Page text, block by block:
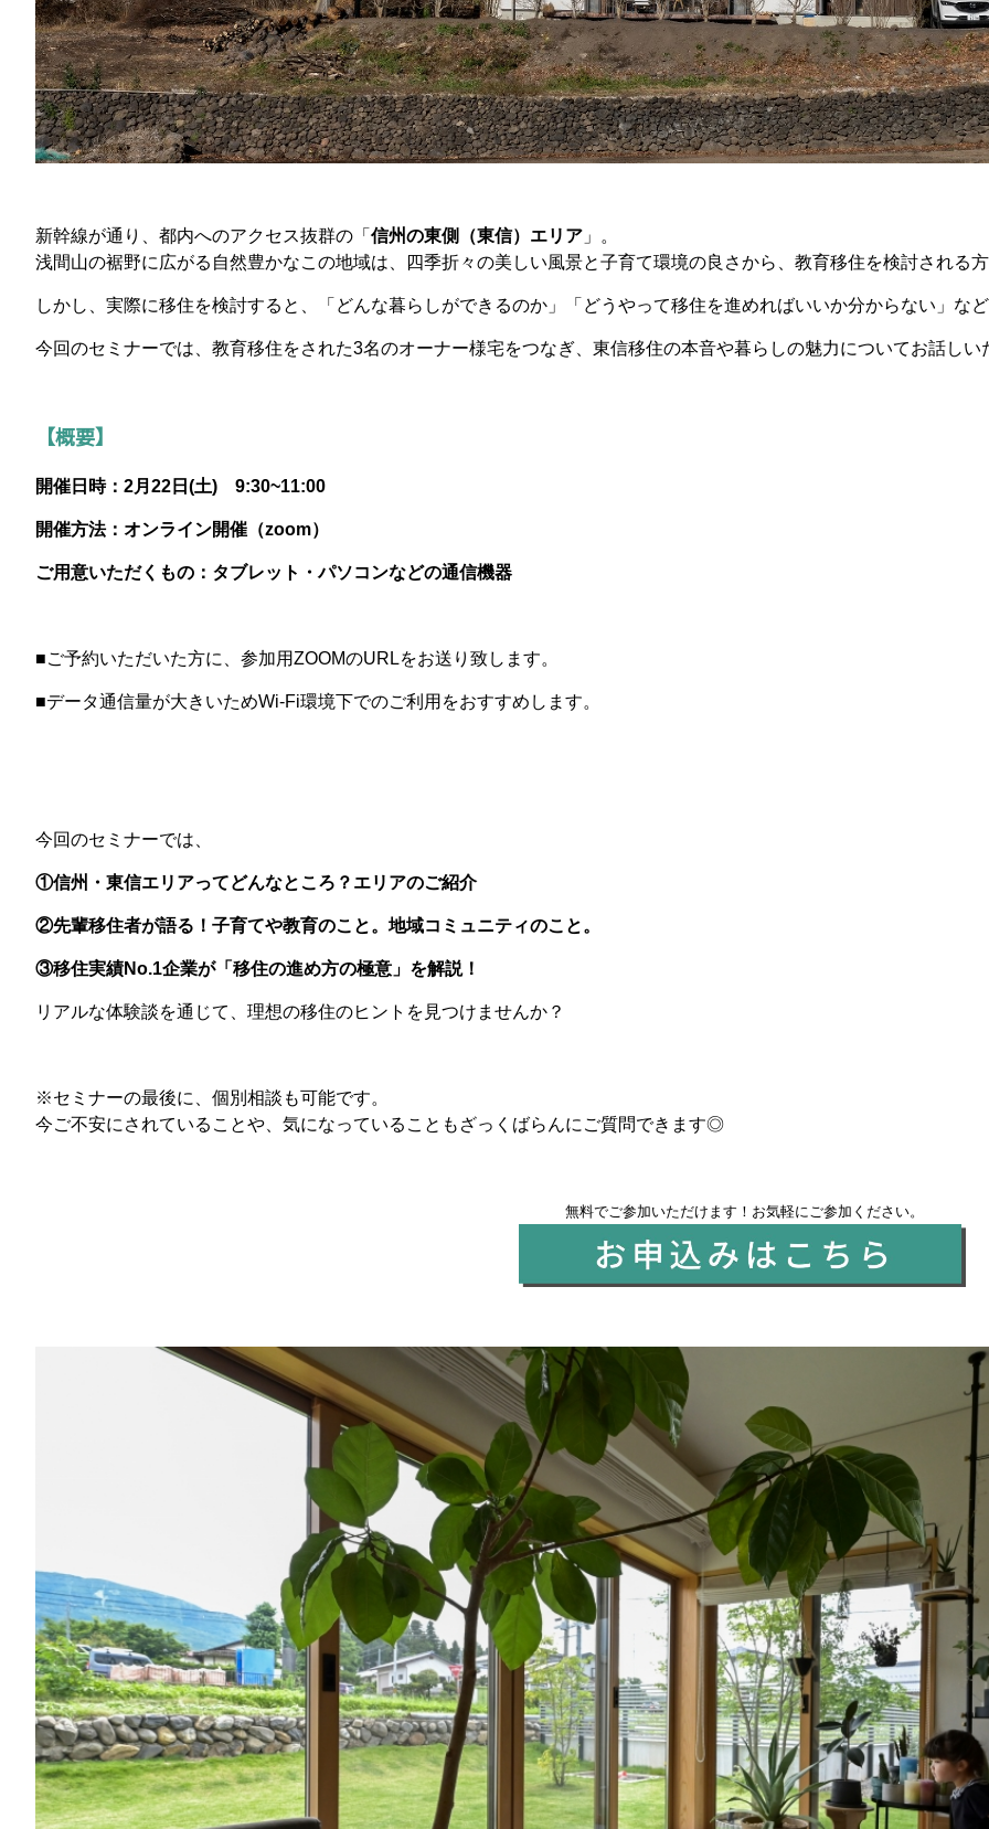
新幹線が通り、都内へのアクセス抜群の「 信州の東側（東信）エリア 」。
浅間山の裾野に広がる自然豊かなこの地域は、四季折々の美しい風景と子育て環境の良さから、教育移住を検討される方
しかし、実際に移住を検討すると、「どんな暮らしができるのか」「どうやって移住を進めればいいか分からない」な
今回のセミナーでは、教育移住をされた3名のオーナー様宅をつなぎ、東信移住の本音や暮らしの魅力についてお話しい
【概要】
開催日時：2月22 日(土) 9:30~11:00
開催方法：オンライン開催（zoom）
ご用意いただくもの：タブレット・パソコンなどの通信機器
■ご予約いただいた方に、参加用ZOOMのURLをお送り致します。
■データ通信量が大きいためWi-Fi環境下でのご利用をおすすめします。
今回のセミナーでは、
①信州・東信エリアってどんなところ？エリアのご紹介
②先輩移住者が語る！子育てや教育のこと。地域コミュニティのこと。
③移住実績No.1企業が「移住の進め方の極意」を解説！
リアルな体験談を通じて、理想の移住のヒントを見つけませんか？
※セミナーの最後に、個別相談も可能です。
今ご不安にされていることや、気になっていることもざっくばらんにご質問できます◎
無料でご参加いただけます！お気軽にご参加ください。